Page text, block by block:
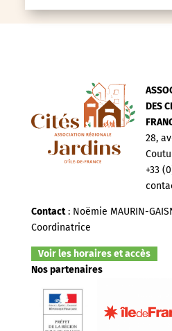
DES
28,
+33
Contact: Noëmie MAURIN-
Coordinatrice
Voir les horaires et accès
Nos partenaires